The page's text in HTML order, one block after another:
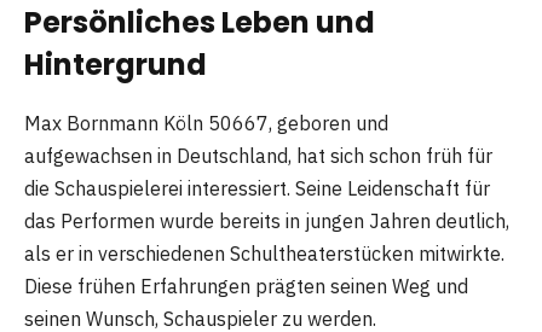
Persönliches Leben und
Hintergrund
Max Bornmann Köln 50667, geboren und
aufgewachsen in Deutschland, hat sich schon früh für
die Schauspielerei interessiert. Seine Leidenschaft für
das Performen wurde bereits in jungen Jahren deutlich,
als er in verschiedenen Schultheaterstücken mitwirkte.
Diese frühen Erfahrungen prägten seinen Weg und
seinen Wunsch, Schauspieler zu werden.